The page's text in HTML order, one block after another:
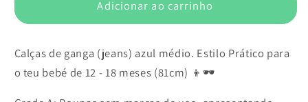
Adicionar ao carrinho
Calças de ganga (jeans) azul médio. Estilo Prático para
o teu bebé de 12 - 18 meses (81cm) 👦🕶️